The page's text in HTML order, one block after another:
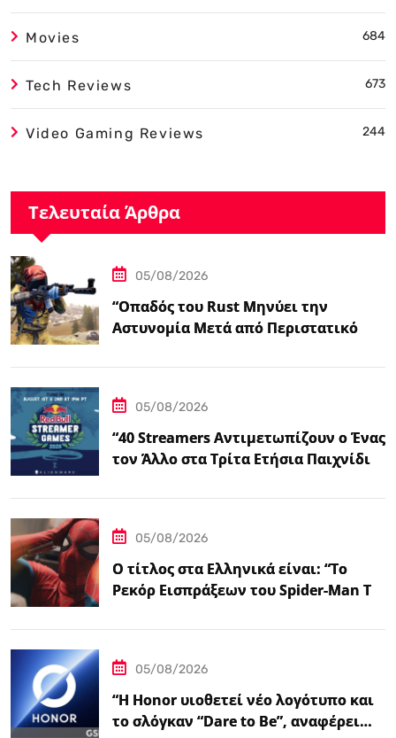
Movies 684
Tech Reviews 673
Video Gaming Reviews 244
Τελευταία Άρθρα
05/08/2026
“Οπαδός του Rust Μηνύει την
Αστυνομία Μετά από Περιστατικό
Παραπληγικό”
05/08/2026
“40 Streamers Αντιμετωπίζουν ο Ένας
τον Άλλο στα Τρίτα Ετήσια Παιχνίδια
05/08/2026
Ο τίτλος στα Ελληνικά είναι: “Το
Ρεκόρ Εισπράξεων του Spider-Man Το
05/08/2026
“Η Honor υιοθετεί νέο λογότυπο και
το σλόγκαν “Dare to Be”, αναφέρει…